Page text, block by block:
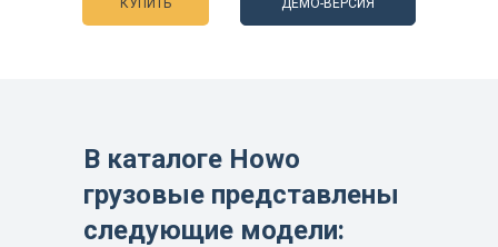
КУПИТЬ ДЕМО-ВЕРСИЯ
В каталоге Howo
грузовые представлены
следующие модели: